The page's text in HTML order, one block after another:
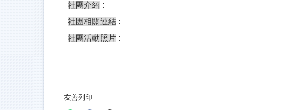
社團介紹 :
社團相關連結 :
社團活動照片 :
友善列印